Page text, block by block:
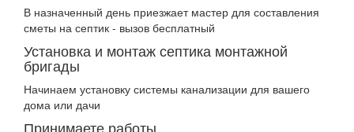
В назначенный день приезжает мастер для составления
сметы на септик - вызов бесплатный
Установка и монтаж септика монтажной
бригады
Начинаем установку системы канализации для вашего
дома или дачи
Принимаете работы